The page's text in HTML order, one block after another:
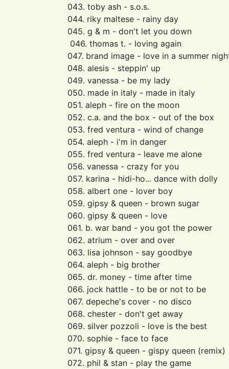
043. toby ash - s.o.s.
044. riky maltese - rainy day
045. g & m - don't let you down
046. thomas t. - loving again
047. brand image - love in a summer
048. alesis - steppin' up
049. vanessa - be my lady
050. made in italy - made in italy
051. aleph - fire on the moon
052. c.a. and the box - out of the box
053. fred ventura - wind of change
054. aleph - i'm in danger
055. fred ventura - leave me alone
056. vanessa - crazy for you
057. karina - hidi-ho... dance with dolly
058. albert one - lover boy
059. gipsy & queen - brown sugar
060. gipsy & queen - love
061. b. war band - you got the power
062. atrium - over and over
063. lisa johnson - say goodbye
064. aleph - big brother
065. dr. money - time after time
066. jock hattle - to be or not to be
067. depeche's cover - no disco
068. chester - don't get away
069. silver pozzoli - love is the best
070. sophie - face to face
071. gipsy & queen - gispy queen (remix)
072. phil & stan - play the game